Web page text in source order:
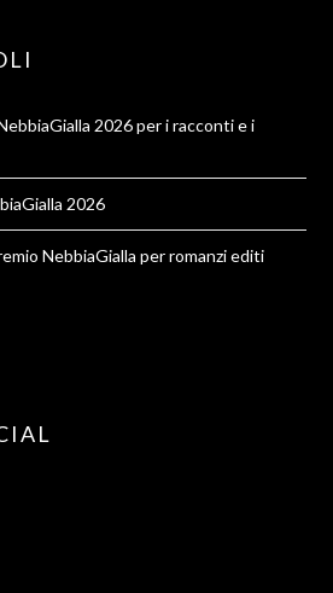
2026 per i racconti e i
2026
NebbiaGialla per romanzi editi